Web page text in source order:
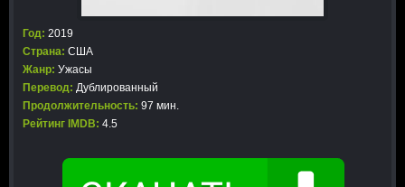
Год: 2019
Страна: США
Жанр: Ужасы
Перевод: Дублированный
Продолжительность: 97 мин.
Рейтинг IMDB: 4.5